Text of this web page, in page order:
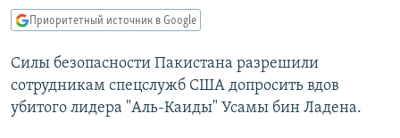
главной
навигации
Вернутся
поиску
IDEL.РЕАЛИИ
КАВКАЗ.РЕАЛИИ
СЕВЕР.РЕАЛИИ
Приоритетный источник в Google
Силы безопасности Пакистана разрешили
сотрудникам спецслужб США допросить вдов
убитого лидера "Аль-Каиды" Усамы бин Ладена.